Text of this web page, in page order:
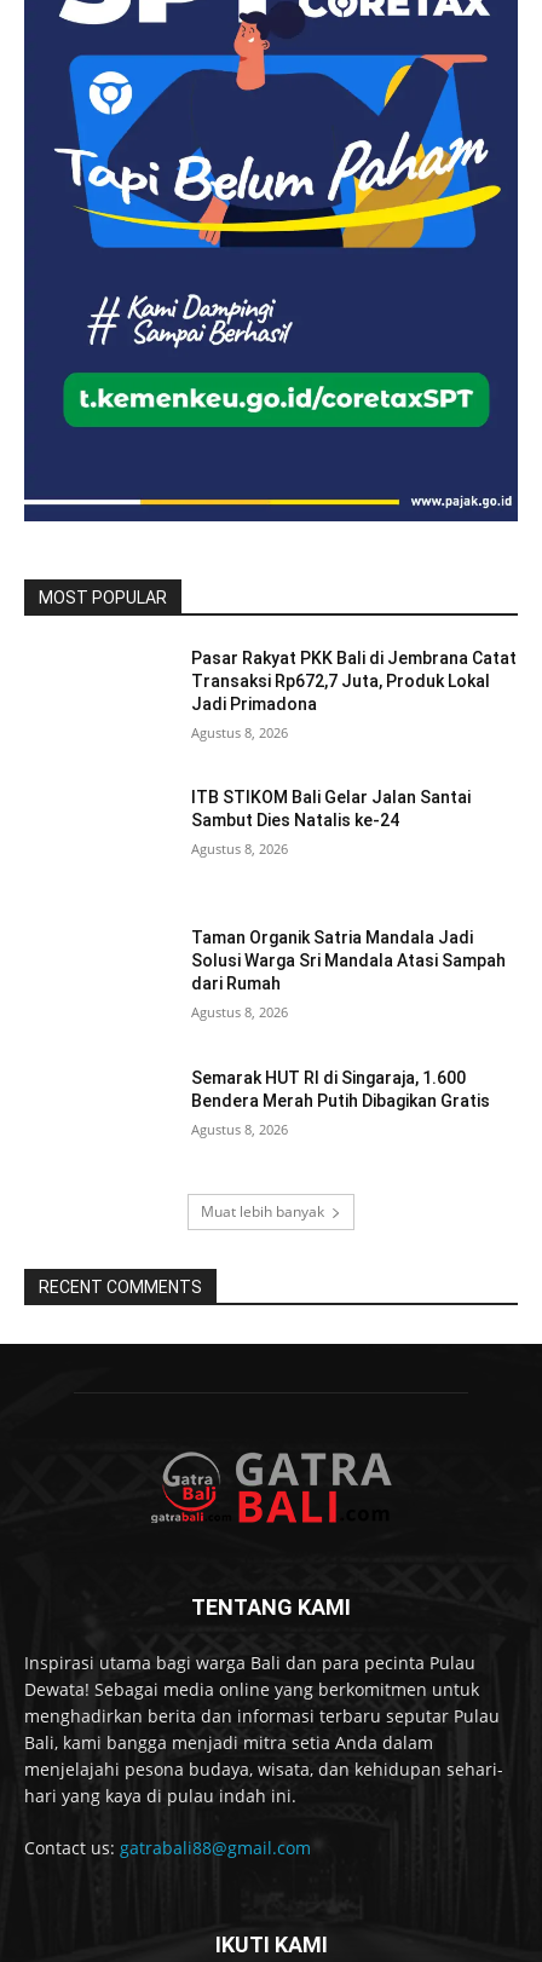
MOST POPULAR
Pasar Rakyat PKK Bali di Jembrana Catat
Transaksi Rp672,7 Juta, Produk Lokal
Jadi Primadona
Agustus 8, 2026
ITB STIKOM Bali Gelar Jalan Santai
Sambut Dies Natalis ke-24
Agustus 8, 2026
Taman Organik Satria Mandala Jadi
Solusi Warga Sri Mandala Atasi Sampah
dari Rumah
Agustus 8, 2026
Semarak HUT RI di Singaraja, 1.600
Bendera Merah Putih Dibagikan Gratis
Agustus 8, 2026
Muat lebih banyak
RECENT COMMENTS
TENTANG KAMI
Inspirasi utama bagi warga Bali dan para pecinta Pulau
Dewata! Sebagai media online yang berkomitmen untuk
menghadirkan berita dan informasi terbaru seputar Pulau
Bali, kami bangga menjadi mitra setia Anda dalam
menjelajahi pesona budaya, wisata, dan kehidupan sehari-
hari yang kaya di pulau indah ini.
Contact us: gatrabali88@gmail.com
IKUTI KAMI